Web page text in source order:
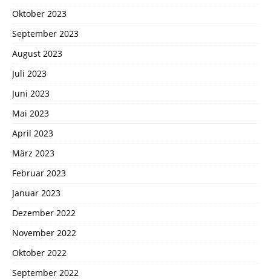
Oktober 2023
September 2023
August 2023
Juli 2023
Juni 2023
Mai 2023
April 2023
März 2023
Februar 2023
Januar 2023
Dezember 2022
November 2022
Oktober 2022
September 2022